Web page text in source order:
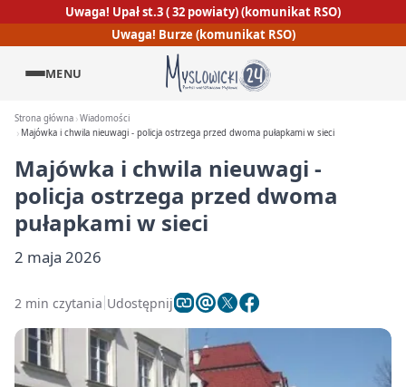
Uwaga! Upał st.3 ( 32 powiaty) (komunikat RSO)
Uwaga! Burze (komunikat RSO)
MENU
Strona główna Wiadomości
Majówka i chwila nieuwagi - policja ostrzega przed dwoma pułapkami w sieci
Majówka i chwila nieuwagi -
policja ostrzega przed dwoma
pułapkami w sieci
2 maja 2026
2 min czytania Udostępnij